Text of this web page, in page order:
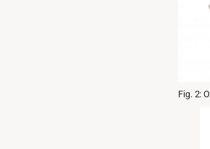
Fig. 2: